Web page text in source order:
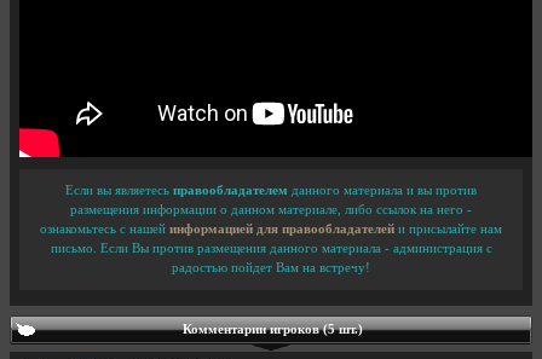
Если вы являетесь правообладателем данного материала и вы против
размещения информации о данном материале, либо ссылок на него -
ознакомьтесь с нашей информацией для правообладателей и присылайте нам
письмо. Если Вы против размещения данного материала - администрация с
радостью пойдет Вам на встречу!
Комментарии игроков (5 шт.)